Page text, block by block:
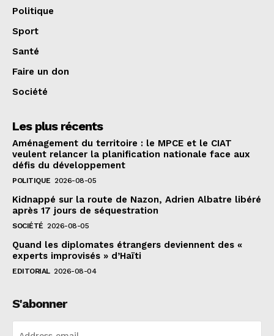
Politique
Sport
Santé
Faire un don
Société
Les plus récents
Aménagement du territoire : le MPCE et le CIAT
veulent relancer la planification nationale face aux
défis du développement
POLITIQUE 2026-08-05
Kidnappé sur la route de Nazon, Adrien Albatre libéré
après 17 jours de séquestration
SOCIÉTÉ 2026-08-05
Quand les diplomates étrangers deviennent des «
experts improvisés » d’Haïti
EDITORIAL 2026-08-04
S'abonner